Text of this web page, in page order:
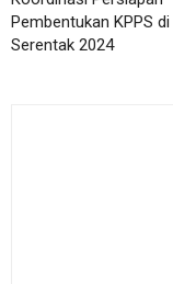
Pembentukan KPPS
Serentak 2024